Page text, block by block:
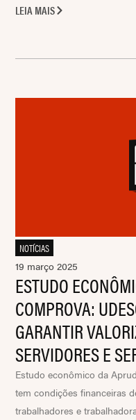
LEIA MAIS
NOTÍCIAS
19 março 2025
ESTUDO
COMPROVA:
GARANTIR
SERVIDORES E
Estudo econômico da
tem condições financeiras
trabalhadores e